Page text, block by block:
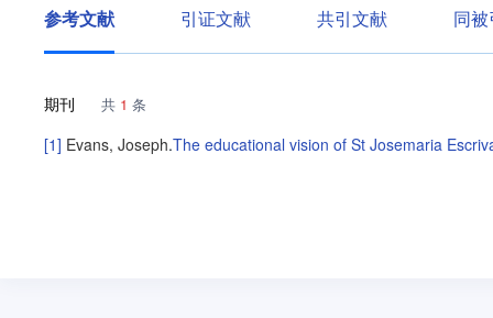
参考文献 引证文献 共引文献 同
期刊 共 1 条
[1] Evans, Joseph.The educational vision of St Josemaria